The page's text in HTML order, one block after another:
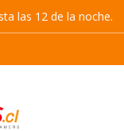
las 12 de la noche.